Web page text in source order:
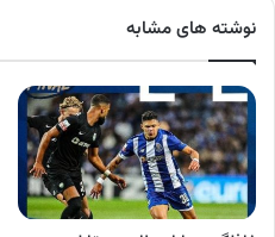
نوشته های مشابه